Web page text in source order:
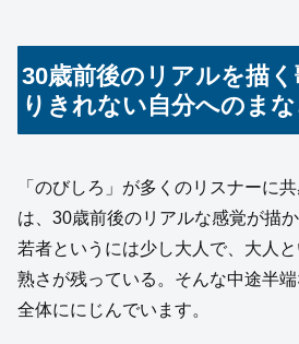
30歳前後のリアルを描
りきれない自分へのま
「のびしろ」が多くのリスナーに
は、30歳前後のリアルな感覚が描
若者というには少し大人で、大人
熟さが残っている。そんな中途半
全体ににじんでいます。